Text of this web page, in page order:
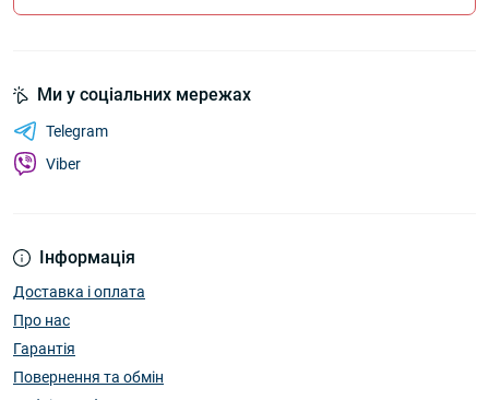
Інформація
Доставка і оплата
Про нас
Гарантія
Повернення та обмін
Ми у соціальних мережах
Telegram
Viber